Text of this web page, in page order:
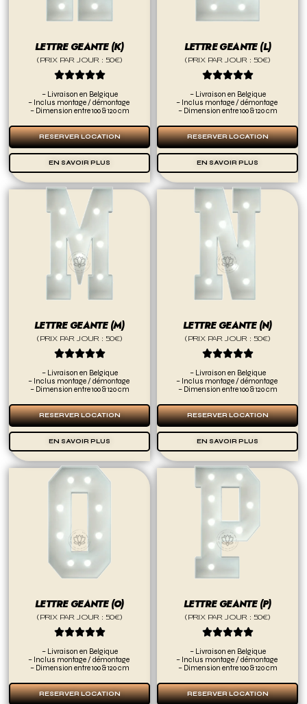
LETTRE GEANTE (K)
(PRIX PAR JOUR : 50€)

– Livraison en Belgique
– Inclus montage / démontage
– Dimension entre 100 & 120 cm
RESERVER LOCATION
EN SAVOIR PLUS
LETTRE GEANTE (L)
(PRIX PAR JOUR : 50€)

– Livraison en Belgique
– Inclus montage / démontage
– Dimension entre 100 & 120 cm
RESERVER LOCATION
EN SAVOIR PLUS
LETTRE GEANTE (M)
(PRIX PAR JOUR : 50€)

– Livraison en Belgique
– Inclus montage / démontage
– Dimension entre 100 & 120 cm
RESERVER LOCATION
EN SAVOIR PLUS
LETTRE GEANTE (N)
(PRIX PAR JOUR : 50€)

– Livraison en Belgique
– Inclus montage / démontage
– Dimension entre 100 & 120 cm
RESERVER LOCATION
EN SAVOIR PLUS
LETTRE GEANTE (O)
(PRIX PAR JOUR : 50€)

– Livraison en Belgique
– Inclus montage / démontage
– Dimension entre 100 & 120 cm
RESERVER LOCATION
LETTRE GEANTE (P)
(PRIX PAR JOUR : 50€)

– Livraison en Belgique
– Inclus montage / démontage
– Dimension entre 100 & 120 cm
RESERVER LOCATION